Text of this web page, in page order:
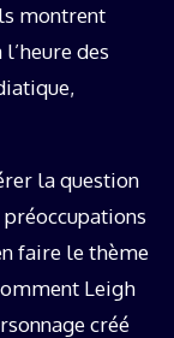
montrent
des
la question
faire le thème
Leigh
créé